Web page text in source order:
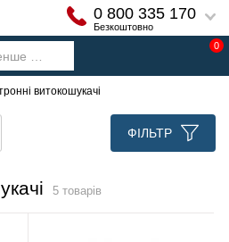
0 800 335 170
Безкоштовно
0
витокошукачі
ФІЛЬТР
5 товарів